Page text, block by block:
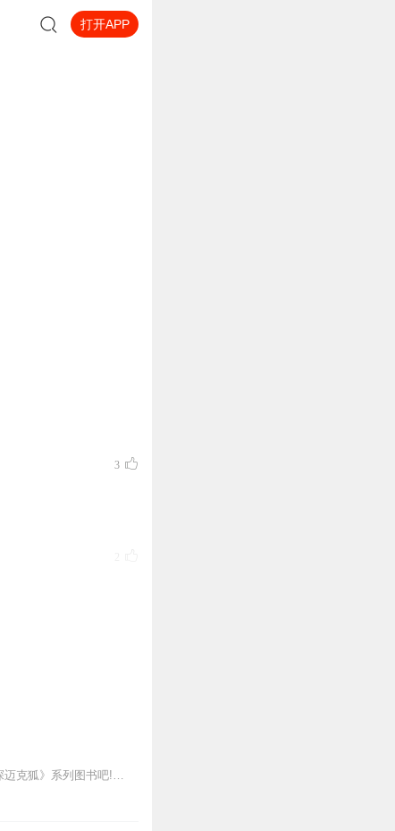
打开APP
3
新专辑点击收听《神探迈克狐·怪盗归来篇｜多多罗》！！！>>>点击进入主播橱窗购买《神探迈克狐》系列图书吧!<<<多多罗故事【点击前往】收听多多罗其他好玩有趣的故...